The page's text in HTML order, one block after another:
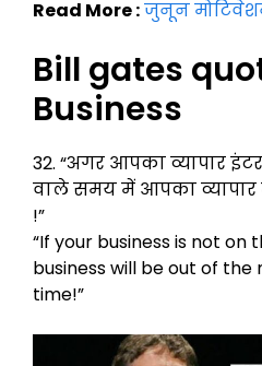
Read More :जुनून
Bill gates
Business
32. “अगर आपका व्यापार
वाले समय में आपका व्यापार
!”
“If your business is not
business will be out of
time!”